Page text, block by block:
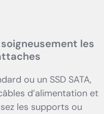
les
ou un SSD SATA,
d’alimentation et
les supports ou